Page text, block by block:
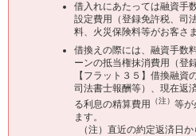
借入れにあたっては融資手
設定費用（登録免許税、司
料、火災保険料等がお客さ
借換えの際には、融資手数
ーンの抵当権抹消費用（登
【フラット３５】借換融資
司法書士報酬等）、現在返
る利息の精算費用
（注） 等が
ます。
（注）直近の約定返済日